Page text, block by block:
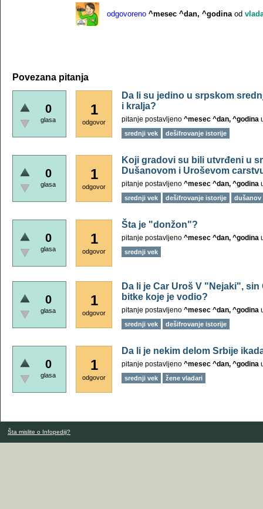
odgovoreno ^mesec ^dan, ^godina od
Povezana pitanja
0
glasa
1
odgovor
Da li su jedino u srpskom
i kralja?
pitanje postavljeno ^mesec ^dan, ^godina
srednji vek dešifrovanje istorije
0
glasa
1
odgovor
Koji gradovi su bili utvrđeni u
Dušanovom i Uroševom
pitanje postavljeno ^mesec ^dan, ^godina
srednji vek dešifrovanje istorije dušanov
0
glasa
1
odgovor
Šta je "donžon"?
pitanje postavljeno ^mesec ^dan, ^godina
srednji vek
0
glasa
1
odgovor
Da li je Car Uroš V "Nejaki",
bitke koje je vodio?
pitanje postavljeno ^mesec ^dan, ^godina
srednji vek dešifrovanje istorije
0
glasa
1
odgovor
Da li je nekim delom Srbije
pitanje postavljeno ^mesec ^dan, ^godina
srednji vek žene vladari
Šta mislite o Infopediji?